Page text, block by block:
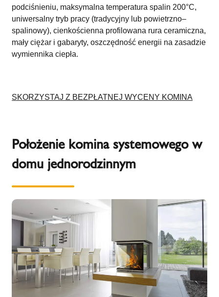
podciśnieniu, maksymalna temperatura spalin 200°C,
uniwersalny tryb pracy (tradycyjny lub powietrzno–
spalinowy), cienkościenna profilowana rura ceramiczna,
mały ciężar i gabaryty, oszczędność energii na zasadzie
wymiennika ciepła.
SKORZYSTAJ Z BEZPŁATNEJ WYCENY KOMINA
Położenie komina systemowego w
domu jednorodzinnym